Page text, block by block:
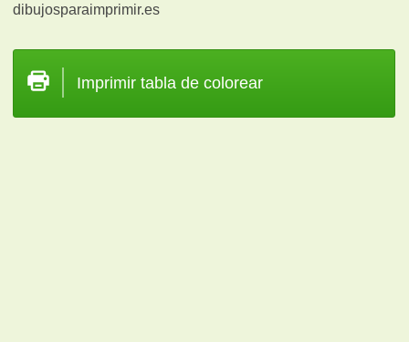
dibujosparaimprimir.es
Imprimir tabla de colorear